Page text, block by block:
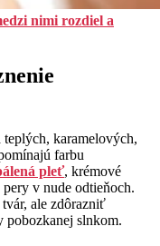
nimi rozdiel a
karamelových,
farbu
pleť, krémové
v nude odtieňoch.
ale zdôrazniť
slnkom.